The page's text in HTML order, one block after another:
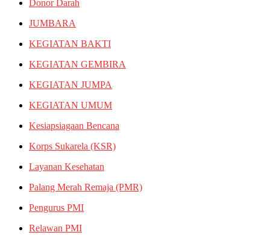
Donor Darah
JUMBARA
KEGIATAN BAKTI
KEGIATAN GEMBIRA
KEGIATAN JUMPA
KEGIATAN UMUM
Kesiapsiagaan Bencana
Korps Sukarela (KSR)
Layanan Kesehatan
Palang Merah Remaja (PMR)
Pengurus PMI
Relawan PMI